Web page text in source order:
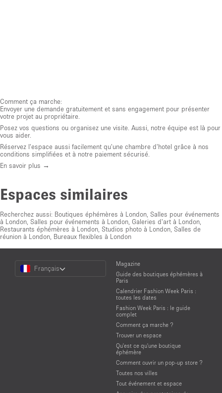
Comment ça marche:
Envoyer une demande gratuitement et sans engagement pour présenter
votre projet au propriétaire.
Posez vos questions ou organisez une visite. Aussi, notre équipe est là pour
vous aider.
Réservez l'espace aussi facilement qu'une chambre d'hotel grâce à nos
conditions simplifiées et à notre paiement sécurisé.
En savoir plus →
Espaces similaires
Recherchez aussi: Boutiques éphémères à London Salles pour événements
à London Salles pour événements à London Galeries d'art à London
Restaurants éphémères à London Studios photo à London Salles de
réunion à London Bureaux flexibles à London
Choose
Language
Français
Magazine
Guide des boutiques éphémères à
Paris
Calendrier Fashion Week Paris :
toutes les dates
Fashion Week Paris : le guide
complet
Comment ça marche ?
Trouver un espace
Qu'est ce qu'une boutique
éphémère
Comment ouvrir un pop-up store ?
Toutes nos villes
Tout événement et espace